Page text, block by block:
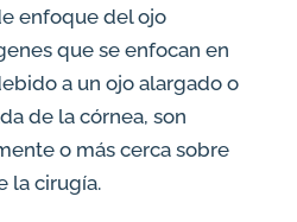
enfoque del ojo
que se enfocan en
a un ojo alargado o
de la córnea, son
o más cerca sobre
la cirugía.